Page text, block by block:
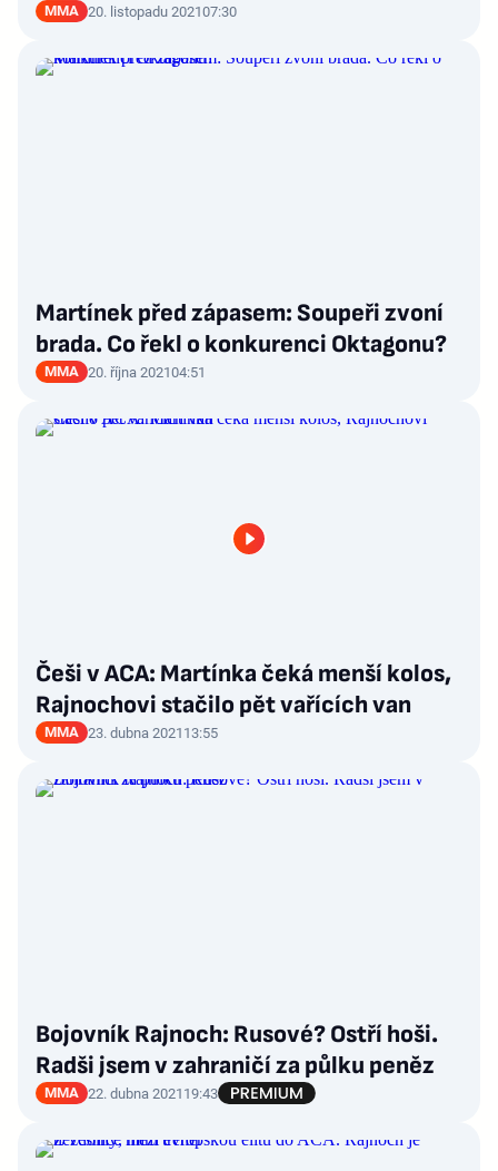
MMA 20. listopadu 202107:30
Martínek před zápasem: Soupeři zvoní
brada. Co řekl o konkurenci Oktagonu?
MMA 20. října 202104:51
Češi v ACA: Martínka čeká menší kolos,
Rajnochovi stačilo pět vařících van
MMA 23. dubna 2021 13:55
Bojovník Rajnoch: Rusové? Ostří hoši.
Radši jsem v zahraničí za půlku peněz
MMA 22. dubna 2021 19:43